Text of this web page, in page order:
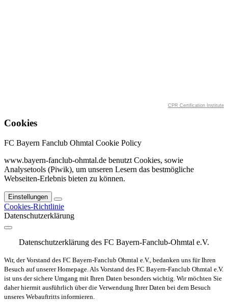
CPR Certification Institute
Cookies
FC Bayern Fanclub Ohmtal Cookie Policy
www.bayern-fanclub-ohmtal.de benutzt Cookies, sowie
Analysetools (Piwik), um unseren Lesern das bestmögliche
Webseiten-Erlebnis bieten zu können.
Einstellungen
Cookies-Richtlinie
Datenschutzerklärung
Datenschutzerklärung des FC Bayern-Fanclub-Ohmtal e.V.
Wir, der Vorstand des FC Bayern-Fanclub Ohmtal e.V., bedanken uns für Ihren
Besuch auf unserer Homepage. Als Vorstand des FC Bayern-Fanclub Ohmtal e.V.
ist uns der sichere Umgang mit Ihren Daten besonders wichtig. Wir möchten Sie
daher hiermit ausführlich über die Verwendung Ihrer Daten bei dem Besuch
unseres Webauftritts informieren.